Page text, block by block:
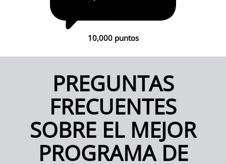
10,000 puntos
PREGUNTAS
FRECUENTES
SOBRE EL MEJOR
PROGRAMA DE